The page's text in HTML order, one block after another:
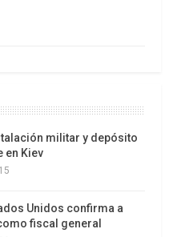
Str)
outsider que
alrededor suyo se
militar y depósito
en Kiev
15
Unidos confirma a
fiscal general